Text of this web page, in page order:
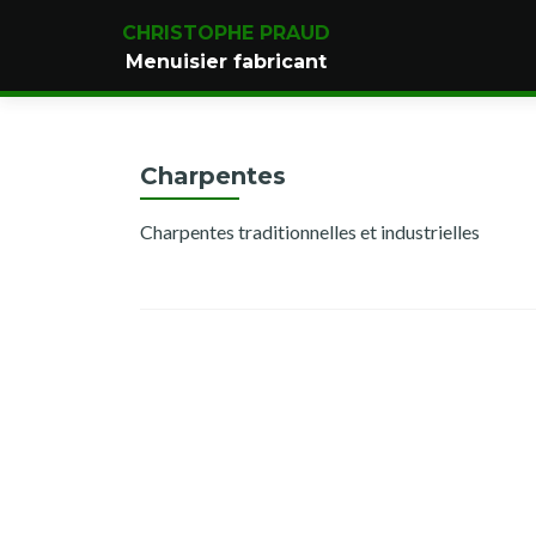
CHRISTOPHE PRAUD
Menuisier fabricant
Charpentes
Charpentes traditionnelles et industrielles